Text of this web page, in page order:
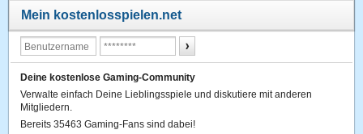
Mein kostenlosspielen.net
Deine kostenlose Gaming-Community
Verwalte einfach Deine Lieblingsspiele und diskutiere mit anderen
Mitgliedern.
Bereits 35463 Gaming-Fans sind dabei!